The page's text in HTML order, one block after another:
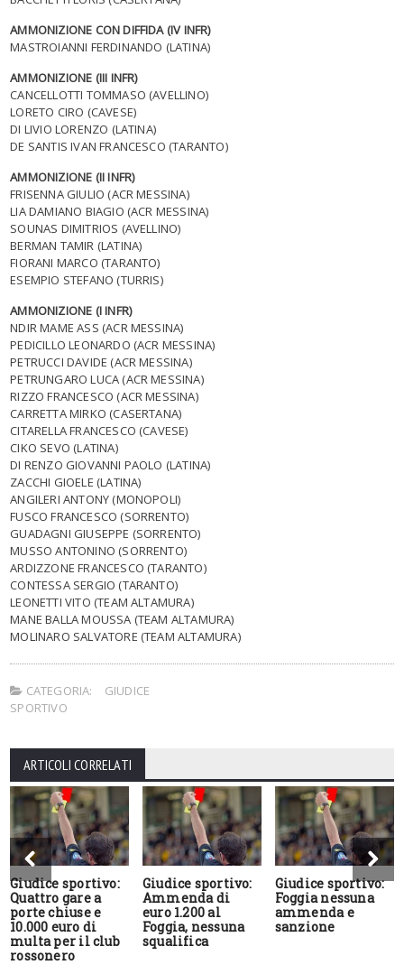
AMMONIZIONE CON DIFFIDA (IV INFR)
MASTROIANNI FERDINANDO (LATINA)
AMMONIZIONE (III INFR)
CANCELLOTTI TOMMASO (AVELLINO)
LORETO CIRO (CAVESE)
DI LIVIO LORENZO (LATINA)
DE SANTIS IVAN FRANCESCO (TARANTO)
AMMONIZIONE (II INFR)
FRISENNA GIULIO (ACR MESSINA)
LIA DAMIANO BIAGIO (ACR MESSINA)
SOUNAS DIMITRIOS (AVELLINO)
BERMAN TAMIR (LATINA)
FIORANI MARCO (TARANTO)
ESEMPIO STEFANO (TURRIS)
AMMONIZIONE (I INFR)
NDIR MAME ASS (ACR MESSINA)
PEDICILLO LEONARDO (ACR MESSINA)
PETRUCCI DAVIDE (ACR MESSINA)
PETRUNGARO LUCA (ACR MESSINA)
RIZZO FRANCESCO (ACR MESSINA)
CARRETTA MIRKO (CASERTANA)
CITARELLA FRANCESCO (CAVESE)
CIKO SEVO (LATINA)
DI RENZO GIOVANNI PAOLO (LATINA)
ZACCHI GIOELE (LATINA)
ANGILERI ANTONY (MONOPOLI)
FUSCO FRANCESCO (SORRENTO)
GUADAGNI GIUSEPPE (SORRENTO)
MUSSO ANTONINO (SORRENTO)
ARDIZZONE FRANCESCO (TARANTO)
CONTESSA SERGIO (TARANTO)
LEONETTI VITO (TEAM ALTAMURA)
MANE BALLA MOUSSA (TEAM ALTAMURA)
MOLINARO SALVATORE (TEAM ALTAMURA)
CATEGORIA:
GIUDICE
SPORTIVO
ARTICOLI CORRELATI
Giudice sportivo:
Quattro gare a
porte chiuse e
10.000 euro di
multa per il club
rossonero
Giudice sportivo:
Ammenda di
euro 1.200 al
Foggia, nessuna
squalifica
Giudice sportivo:
Foggia nessuna
ammenda e
sanzione